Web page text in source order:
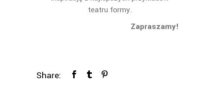
teatru formy.
Zapraszamy!
Share: